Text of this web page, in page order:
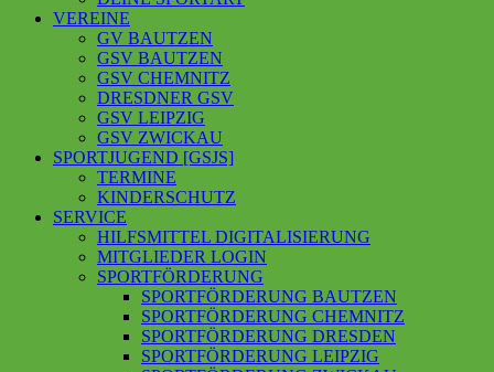
VEREINE
GV BAUTZEN
GSV BAUTZEN
GSV CHEMNITZ
DRESDNER GSV
GSV LEIPZIG
GSV ZWICKAU
SPORTJUGEND [GSJS]
TERMINE
KINDERSCHUTZ
SERVICE
HILFSMITTEL DIGITALISIERUNG
MITGLIEDER LOGIN
SPORTFÖRDERUNG
SPORTFÖRDERUNG BAUTZEN
SPORTFÖRDERUNG CHEMNITZ
SPORTFÖRDERUNG DRESDEN
SPORTFÖRDERUNG LEIPZIG